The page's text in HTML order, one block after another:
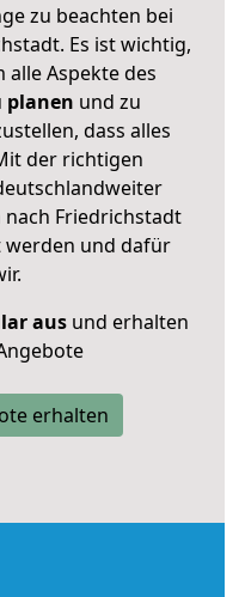
zu beachten bei
Es ist wichtig,
alle Aspekte des
planen und zu
dass alles
der richtigen
Friedrichstadt
und dafür
ausund erhalten
erhalten